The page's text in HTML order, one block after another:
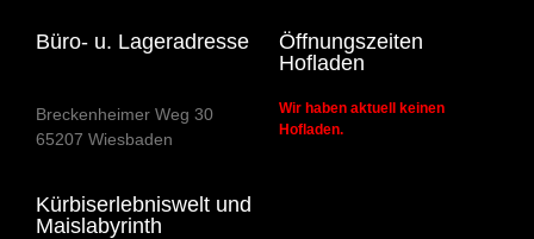
Büro- u. Lageradresse
Breckenheimer Weg 30
65207 Wiesbaden
Kürbiserlebniswelt und
Maislabyrinth
Öffnungszeiten
Hofladen
Wir haben aktuell keinen
Hofladen.